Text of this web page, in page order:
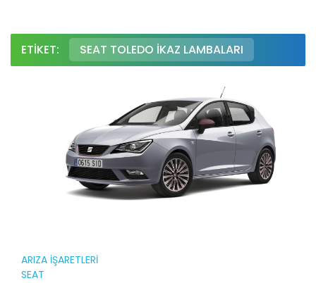
ETIKET: SEAT TOLEDO IKAZ LAMBALARI
ARIZA İŞARETLERI
SEAT